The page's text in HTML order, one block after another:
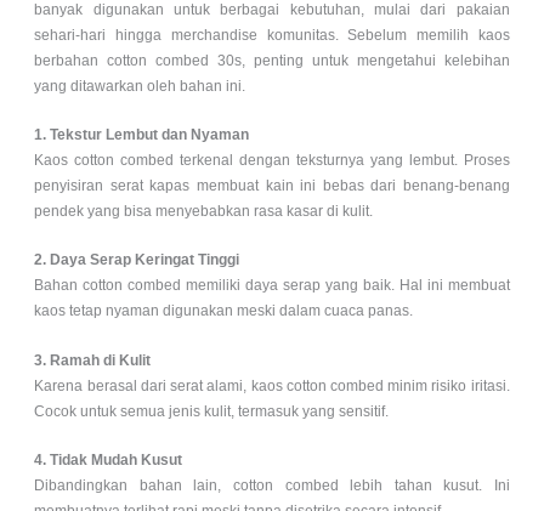
banyak digunakan untuk berbagai kebutuhan, mulai dari pakaian
sehari-hari hingga merchandise komunitas. Sebelum memilih kaos
berbahan cotton combed 30s, penting untuk mengetahui kelebihan
yang ditawarkan oleh bahan ini.
1. Tekstur Lembut dan Nyaman
Kaos cotton combed terkenal dengan teksturnya yang lembut. Proses
penyisiran serat kapas membuat kain ini bebas dari benang-benang
pendek yang bisa menyebabkan rasa kasar di kulit.
2. Daya Serap Keringat Tinggi
Bahan cotton combed memiliki daya serap yang baik. Hal ini membuat
kaos tetap nyaman digunakan meski dalam cuaca panas.
3. Ramah di Kulit
Karena berasal dari serat alami, kaos cotton combed minim risiko iritasi.
Cocok untuk semua jenis kulit, termasuk yang sensitif.
4. Tidak Mudah Kusut
Dibandingkan bahan lain, cotton combed lebih tahan kusut. Ini